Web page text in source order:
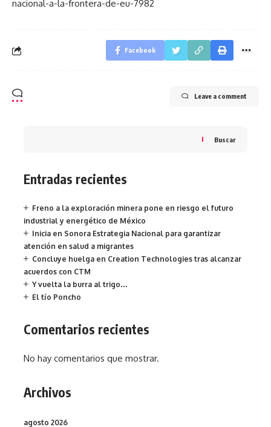
nacional-a-la-frontera-de-eu-7982
Facebook
Leave a comment
Buscar
Entradas recientes
Freno a la exploración minera pone en riesgo el futuro
industrial y energético de México
Inicia en Sonora Estrategia Nacional para garantizar
atención en salud a migrantes
Concluye huelga en Creation Technologies tras alcanzar
acuerdos con CTM
Y vuelta la burra al trigo…
El tío Poncho
Comentarios recientes
No hay comentarios que mostrar.
Archivos
agosto 2026